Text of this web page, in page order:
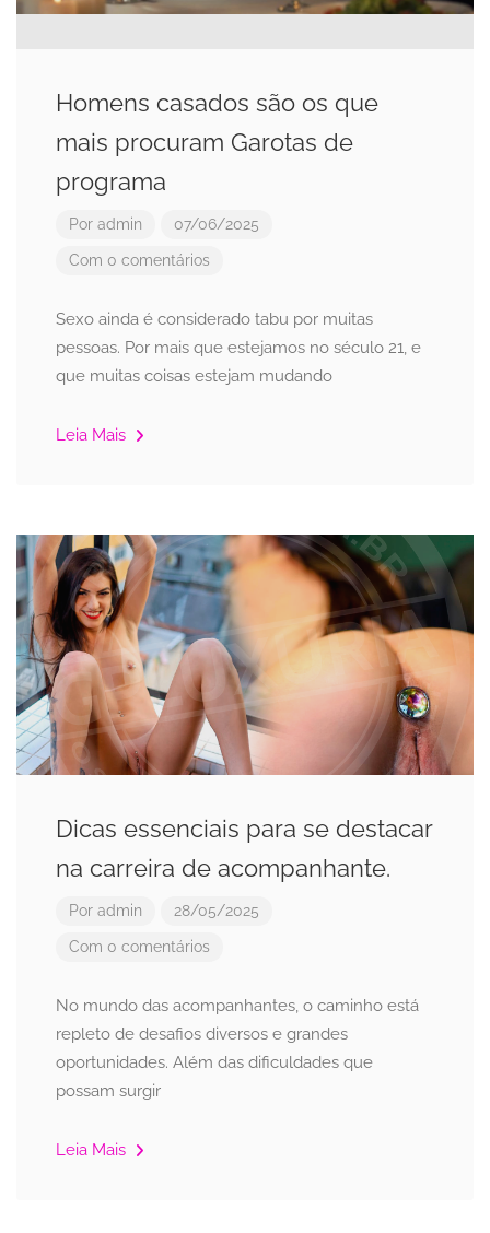
Homens casados são os que
mais procuram Garotas de
programa
Por admin 07/06/2025
Com 0 comentários
Sexo ainda é considerado tabu por muitas
pessoas. Por mais que estejamos no século 21, e
que muitas coisas estejam mudando
Leia Mais
Dicas essenciais para se destacar
na carreira de acompanhante.
Por admin 28/05/2025
Com 0 comentários
No mundo das acompanhantes, o caminho está
repleto de desafios diversos e grandes
oportunidades. Além das dificuldades que
possam surgir
Leia Mais